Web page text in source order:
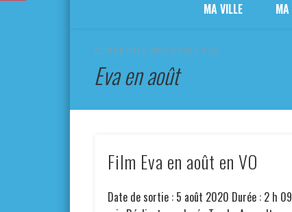
MA VILLE MA
CURRENTLY BROWSING TAG
Eva en août
Film Eva en août en VO
Date de sortie : 5 août 2020 Durée : 2 h 09